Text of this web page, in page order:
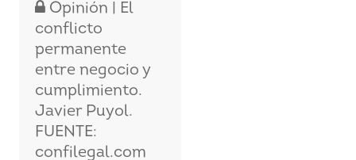
Opinión | El
conflicto
permanente
entre negocio y
cumplimiento.
Javier Puyol.
FUENTE:
confilegal.com